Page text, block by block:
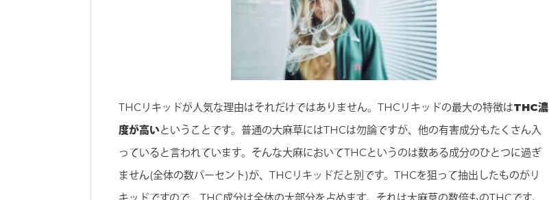
THCリキッドが人気な理由はそれだけではありません。THCリキッドの最大の特徴はTHC濃
度が高いということです。普通の大麻草にはTHCは勿論ですが、他の有害成分もたくさん入
っていると言われています。そんな大麻においてTHCというのは数ある成分のひとつに過ぎ
ません(全体の数パーセント)が、THCリキッドだと別です。THCを狙って抽出したものがリ